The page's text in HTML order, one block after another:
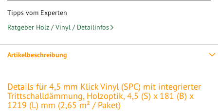
Artikelbeschreibung
Details für 4,5 mm Klick Vinyl (SPC) mit integrierter
Trittschalldämmung, Holzoptik, 4,5 (S) x 181 (B) x
1219 (L) mm (2,65 m² / Paket)
Tipps vom Experten
Ratgeber Holz / Vinyl / Detailinfos